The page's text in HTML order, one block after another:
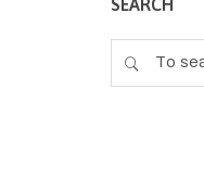
SEARCH